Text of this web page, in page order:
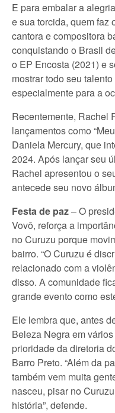
E para embalar a
e sua torcida, quem faz
cantora e compositora
conquistando o Brasil
o EP Encosta (2021) e
mostrar todo seu
especialmente para a
Recentemente, Rachel
lançamentos como
Daniela Mercury, que
2024. Após lançar seu
Rachel apresentou o
antecede seu novo
Festa de paz– O
Vovô, reforça a
no Curuzu porque
bairro. “O Curuzu é
relacionado com a
disso. A comunidade
grande evento como
Ele lembra que, antes
Beleza Negra em
prioridade da diretoria
Barro Preto. “Além da
também vem muita
nasceu, pisar no
história”, defende.